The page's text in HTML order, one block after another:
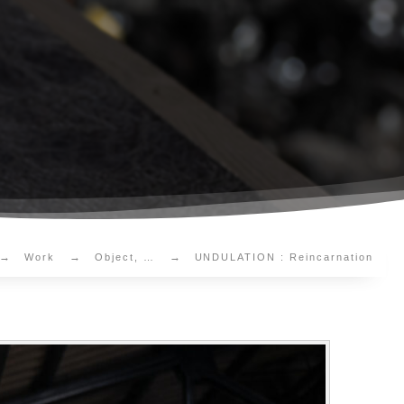
Work Object, … UNDULATION : Reincarnation